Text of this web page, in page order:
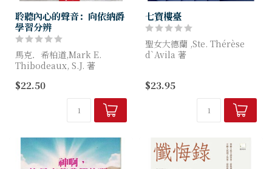
聆聽內心的聲音：向依納爵
學習分辨
馬克．希柏道,Mark E.
Thibodeaux, S.J. 著
作者運用依納爵靈修的原則，
幫助我們了解：在生活中面臨
抉擇時，我們常受兩...
$22.50
七寶樓臺
聖女大德蘭 ,Ste. Thérèse
d`Avila 著
經典，詳述基督徒的靈修旅
$23.95